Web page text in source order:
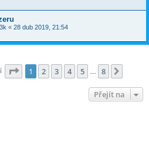
« 28 dub 2019, 21:54
Stránka z
1 2 3 4 5 8
Přejít na